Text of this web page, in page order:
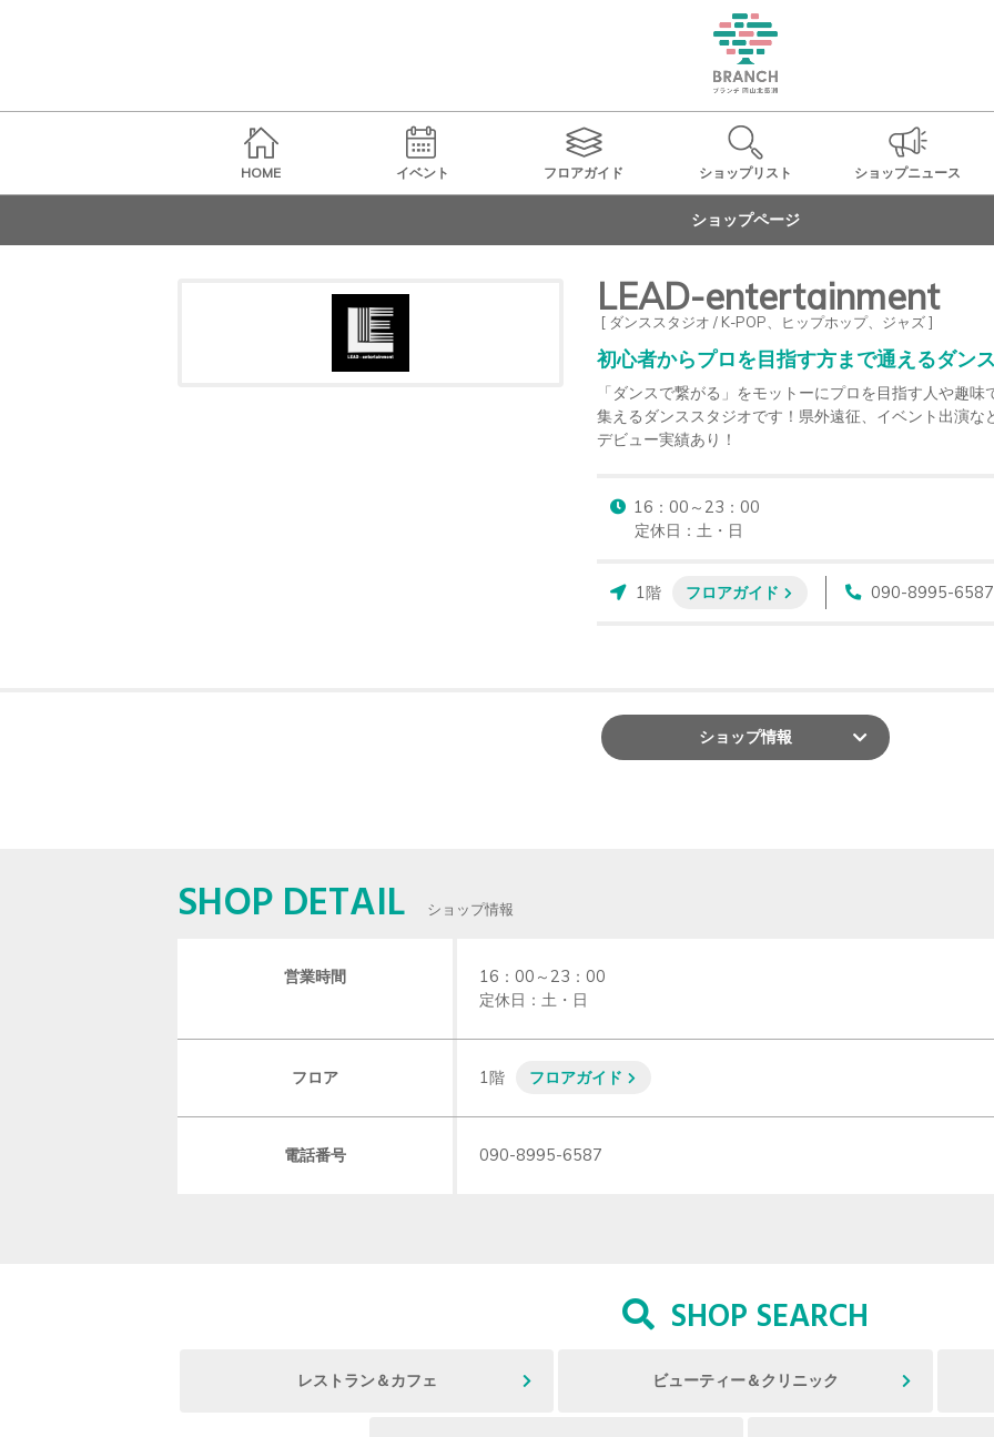
HOME イベント フロアガイド ショップリスト ショップニュース
ショップページ
LEAD-entertainment
[ ダンススタジオ / K-POP、ヒップホップ、ジャズ ]
初心者からプロを目指す方まで通えるダン
「ダンスで繋がる」をモットーにプロを目指す人や趣
集えるダンススタジオです！県外遠征、イベント出演
デビュー実績あり！
16：00～23：00
定休日：土・日
1階 フロアガイド 090-8995-6587
ショップ情報
SHOP DETAIL ショップ情報
営業時間
16：00～23：00
定休日：土・日
フロア 1階 フロアガイド
電話番号 090-8995-6587
SHOP SEARCH
レストラン＆カフェ ビューティー＆クリニック